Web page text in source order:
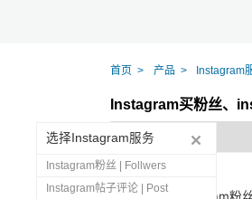
首页 产品 Instagram
Instagram买粉丝、
1444
选择Instagram服务
Instagram粉丝 | Follwers
Instagram帖子评论 | Post